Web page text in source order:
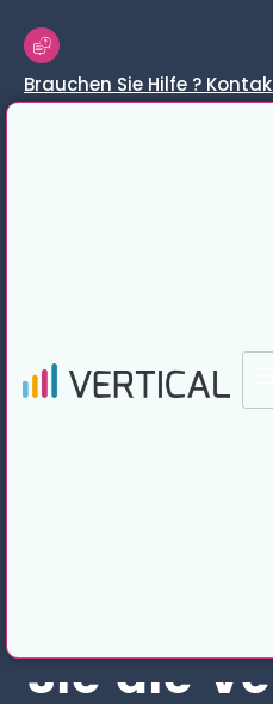
Brauchen Sie Hilfe ?
Sie die